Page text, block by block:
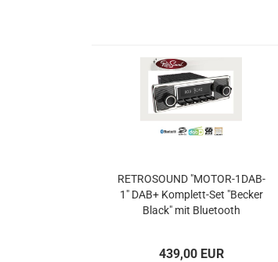
RETROSOUND "MOTOR-1DAB-
1" DAB+ Komplett-Set "Becker
Black" mit Bluetooth
439,00 EUR